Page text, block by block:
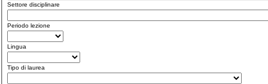
Settore disciplinare
Periodo lezione
Lingua
Tipo di laurea